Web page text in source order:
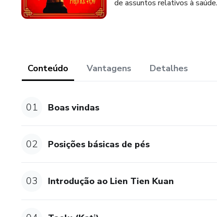
de assuntos relativos à saúde.
Conteúdo Vantagens Detalhes
01 Boas vindas
02 Posições básicas de pés
03 Introdução ao Lien Tien Kuan